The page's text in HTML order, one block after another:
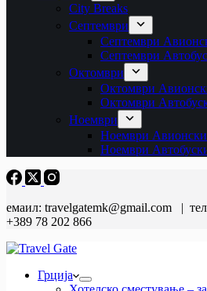
City Breaks
Септември
Септември
Септември
Октомври
Октомври
Октомври
Ноември
Ноември Авионски
Ноември
емаил: travelgatemk@gmail.com |
+389 78 202 866
Грција